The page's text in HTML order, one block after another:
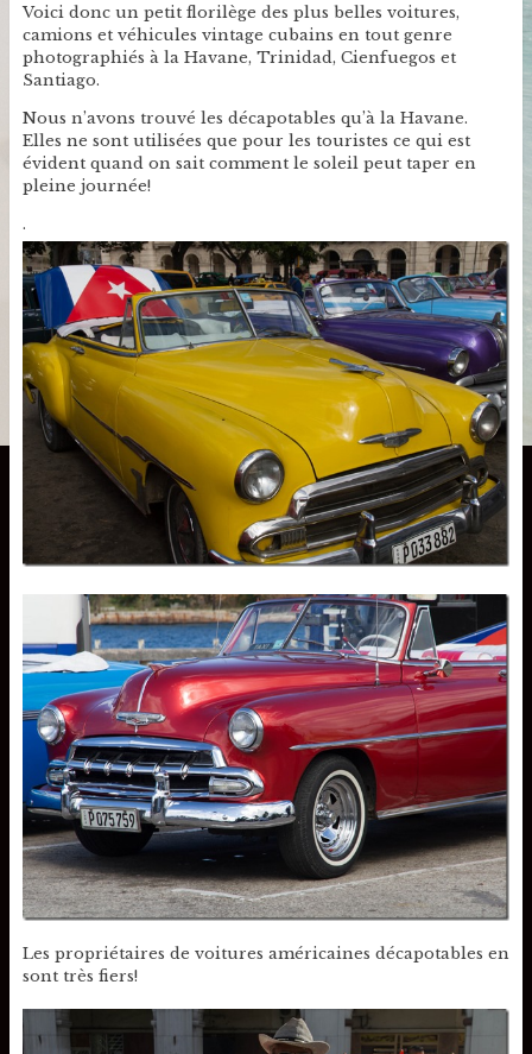
Voici donc un petit florilège des plus belles voitures,
camions et véhicules vintage cubains en tout genre
photographiés à la Havane, Trinidad, Cienfuegos et
Santiago.
Nous n’avons trouvé les décapotables qu’à la Havane.
Elles ne sont utilisées que pour les touristes ce qui est
évident quand on sait comment le soleil peut taper en
pleine journée!
.
Les propriétaires de voitures américaines décapotables en
sont très fiers!